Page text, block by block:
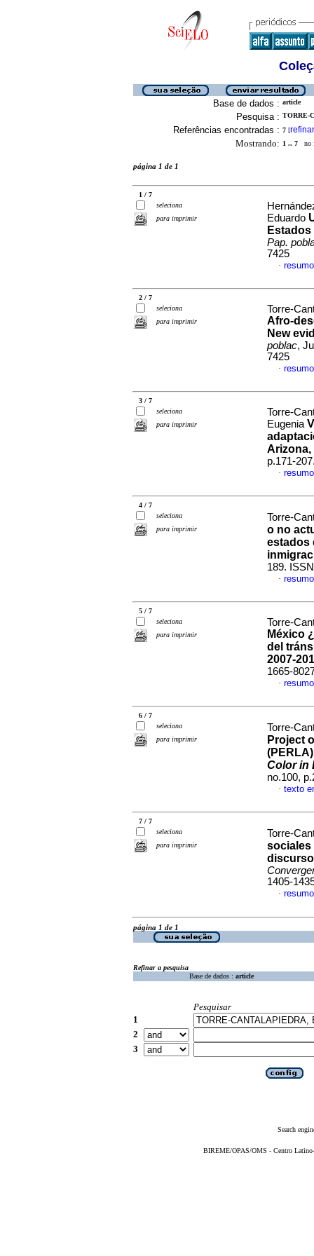
Base de dados : article
Pesquisa : TORRE-
Referências encontradas : 7 [refinar
Mostrando: 1 .. 7 no
página 1 de 1
1 / 7
seleciona
para imprimir
Eduardo
Pap.
7425
·
2 / 7
seleciona
para imprimir
Torre-
Afro-
New
poblac,
7425
·
3 / 7
seleciona
para imprimir
Torre-
Eugenia
Arizona,
p.171-
·
4 / 7
seleciona
para imprimir
Torre-
o no
estados
189.
·
5 / 7
seleciona
para imprimir
Torre-
México
del
2007-
1665-
·
6 / 7
seleciona
para imprimir
Torre-
Project
Color in
no.100,
· texto
7 / 7
seleciona
para imprimir
Torre-
sociales
1405-
·
página 1 de 1
Refinar a pesquisa
Base de dados : article
Pesquisar
1
2
3
Search
BIREME/OPAS/OMS - Centro Latino-